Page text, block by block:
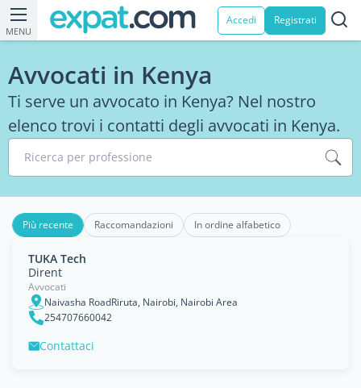
MENU
Accedi Registrati
Avvocati in Kenya
Ti serve un avvocato in Kenya? Nel nostro
elenco trovi i contatti degli avvocati in Kenya.
Ricerca per professione
Più recente Raccomandazioni In ordine alfabetico
TUKA Tech
Dirent
Avvocati
Naivasha RoadRiruta, Nairobi, Nairobi Area
254707660042
Contattaci